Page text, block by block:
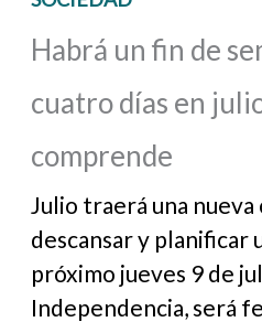
Habrá un fin de
cuatro días en
comprende
Julio traerá una
descansar y planificar
próximo jueves 9 de
Independencia, será